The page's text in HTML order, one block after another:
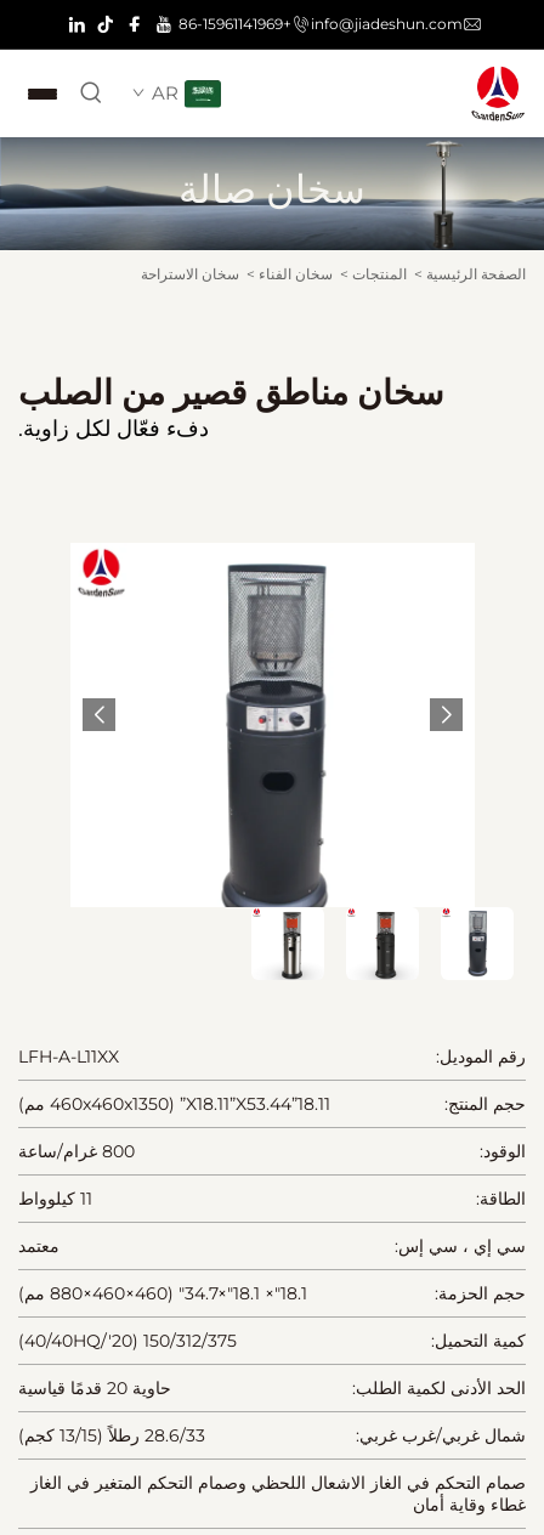
info@jiadeshun.com
+86-15961141969
AR
سخان صالة
الصفحة الرئيسية > المنتجات > سخان الفناء > سخان الاستراحة
سخان مناطق قصير من الصلب
دفء فعّال لكل زاوية.
رقم الموديل: LFH-A-L11XX
حجم المنتج: 18.11”X18.11”X53.44” (460x460x1350 مم)
الوقود: 800 غرام/ساعة
الطاقة: 11 كيلوواط
سي إي ، سي إس: معتمد
حجم الحزمة: 18.1"× 18.1"×34.7" (460×460×880 مم)
كمية التحميل: 150/312/375 (20'/40/40HQ)
الحد الأدنى لكمية الطلب: حاوية 20 قدمًا قياسية
شمال غربي/غرب غربي: 28.6/33 رطلاً (13/15 كجم)
صمام التحكم في الغاز الاشعال اللحظي وصمام التحكم المتغير في الغاز
غطاء وقاية أمان